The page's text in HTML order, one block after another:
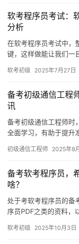
软考程序员考试：
分析
在软考程序员考试中，
键，这样做能让我们一
料。
软考初级 2025年7月27日
备考初级通信工程
讯
备考初级通信工程师时
全面学习，有助于提升
初级通信工程师 2025年8
备考软考程序员，
啥？
处于考软考程序员的备
序员PDF之类的资料，
软考初级 2025年10月3日